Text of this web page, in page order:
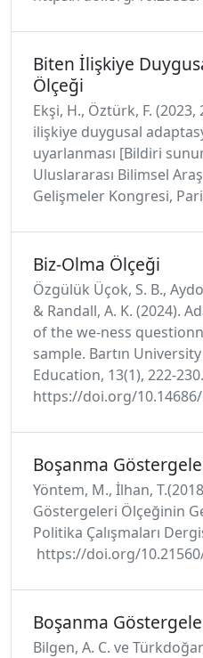
Biten İlişkiye
Ölçeği
Ekşi, H., Öztürk, F.
ilişkiye duygusal
uyarlanması [Bildiri
Uluslararası Bilimsel
Gelişmeler Kongresi,
Biz-Olma Ölçeği
Özgülük Üçok, S. B.,
& Randall, A. K. (2024).
of the we-ness
sample. Bartın
Education, 13(1), 222-230.
https://doi.org/
Boşanma
Yöntem, M., İlhan,
Göstergeleri Ölçeğinin
Politika Çalışmaları
https://doi.org/
Boşanma
Bilgen, A. C. ve